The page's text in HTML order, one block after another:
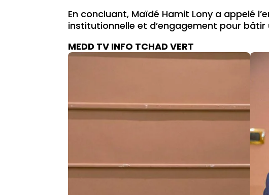
En concluant, Maïdé Hamit Lony a appelé
institutionnelle et d’engagement pour
MEDD TV INFO TCHAD VERT